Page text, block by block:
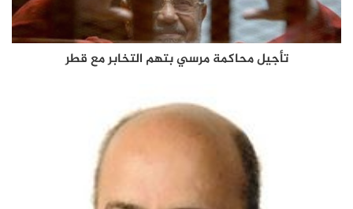
تأجيل محاكمة مرسي بتهم التخابر مع قطر